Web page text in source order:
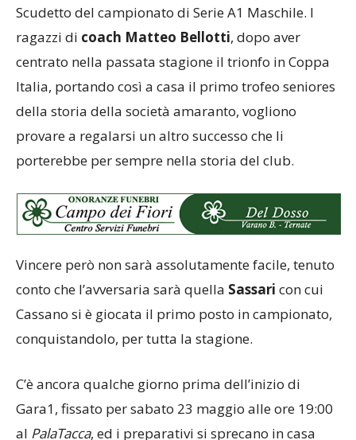
Scudetto del campionato di Serie A1 Maschile. I
ragazzi di coach Matteo Bellotti, dopo aver
centrato nella passata stagione il trionfo in Coppa
Italia, portando così a casa il primo trofeo seniores
della storia della società amaranto, vogliono
provare a regalarsi un altro successo che li
porterebbe per sempre nella storia del club.
Vincere però non sarà assolutamente facile, tenuto
conto che l’avversaria sarà quella
Cassano si è giocata il primo posto in campionato,
conquistandolo, per tutta la stagione.
C’è ancora qualche giorno prima dell’inizio di
Gara1, fissato per sabato 23 maggio alle ore 19:00